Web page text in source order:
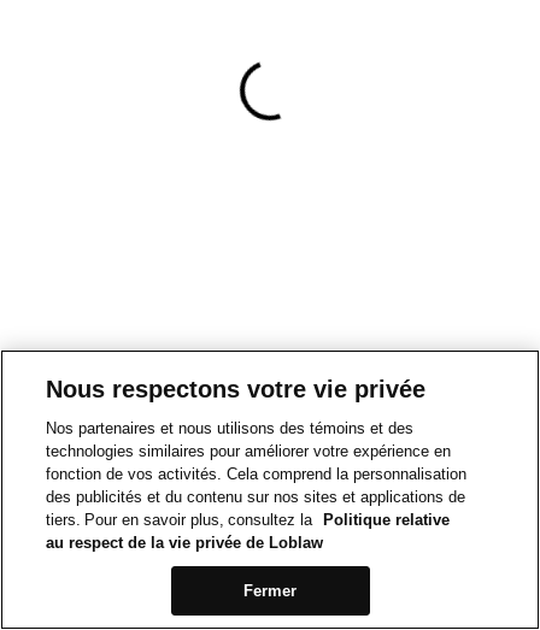
Nous respectons votre vie privée
Nos partenaires et nous utilisons des témoins et des
technologies similaires pour améliorer votre expérience en
fonction de vos activités. Cela comprend la personnalisation
des publicités et du contenu sur nos sites et applications de
tiers. Pour en savoir plus, consultez la
Politique relative
au respect de la vie privée de Loblaw
Fermer